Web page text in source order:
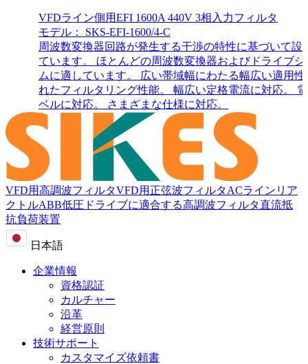
VFDライン側用EFI 1600A 440V 3相入力フィルタ
モデル： SKS-EFI-1600/4-C
周波数変換器回路が発生する干渉の特性に基づいて設
ています。 ほとんどの周波数変換器およびドライブシ
ムに適しています。 広い帯域幅にわたる幅広い適用性
れたフィルタリング性能。 幅広い定格電流に対応。
ベルに対応。 さまざまな仕様に対応。
VFD用高調波フィルタVFD用正弦波フィルタACラインリア
クトルABB低圧ドライブに適合する高調波フィルタ直流抵
抗負荷装置
日本語
企業情報
資格認証
カルチャー
沿革
経営原則
技術サポート
カスタマイズ依頼書